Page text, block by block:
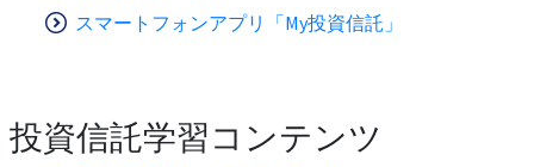
スマートフォンアプリ「My投資信託」
投資信託学習コンテンツ